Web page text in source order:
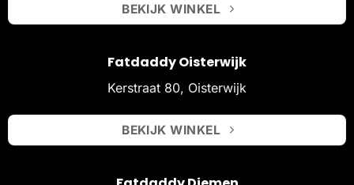
BEKIJK WINKEL
Fatdaddy Oisterwijk
Kerstraat 80, Oisterwijk
BEKIJK WINKEL